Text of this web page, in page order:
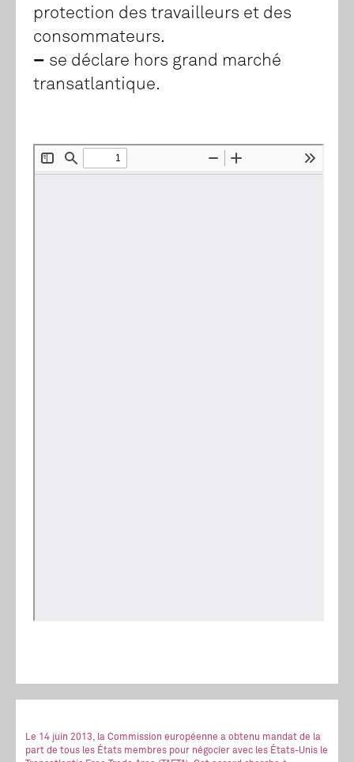
protection des travailleurs et des
consommateurs.
– se déclare hors grand marché
transatlantique.
Le 14 juin 2013, la Commission européenne a obtenu mandat de la
part de tous les États membres pour négocier avec les États-Unis le